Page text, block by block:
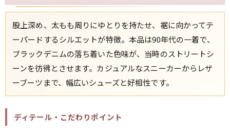
古着コラム
メディア・イベント情報
Youtube 古着屋Rush Out チャンネル
スタッフコーディネート
股上深め、太もも周りにゆとりを持たせ、裾に向かってテ
ーパードするシルエットが特徴。本品は90年代の一着で、
ブラックデニムの落ち着いた色味が、当時のストリートシ
ーンを彷彿とさせます。カジュアルなスニーカーからレザ
ーブーツまで、幅広いシューズと好相性です。
ディテール・こだわりポイント